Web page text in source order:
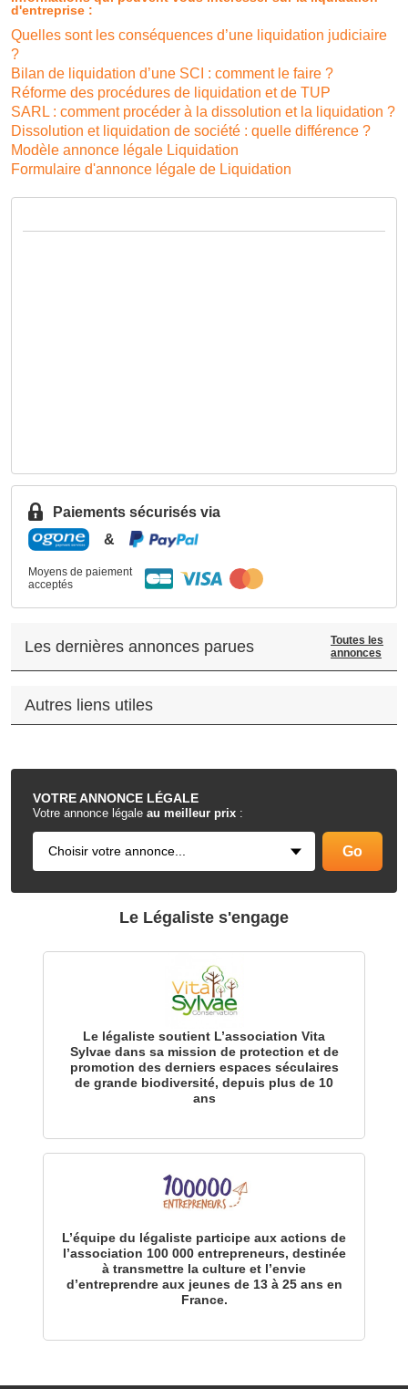
d'entreprise :
Quelles sont les conséquences d’une liquidation judiciaire
?
Bilan de liquidation d’une SCI : comment le faire ?
Réforme des procédures de liquidation et de TUP
SARL : comment procéder à la dissolution et la liquidation ?
Dissolution et liquidation de société : quelle différence ?
Modèle annonce légale Liquidation
Formulaire d'annonce légale de Liquidation
VOTREANNONCE LÉGALE
Votre annonce légale au meilleur prix :
Paiements sécurisés via
&
Moyens de paiement
acceptés
Les dernières annonces parues
Toutes les
annonces
Autres liens utiles
.
Le Légaliste s'engage
Le légaliste soutient L’association Vita
Sylvae dans sa mission de protection et de
promotion des derniers espaces séculaires
de grande biodiversité, depuis plus de 10
ans
L’équipe du légaliste participe aux actions de
l’association 100 000 entrepreneurs, destinée
à transmettre la culture et l’envie
d’entreprendre aux jeunes de 13 à 25 ans en
France.